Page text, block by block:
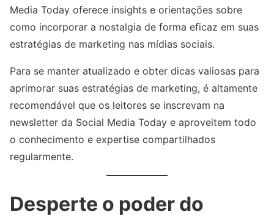
Media Today oferece insights e orientações sobre
como incorporar a nostalgia de forma eficaz em suas
estratégias de marketing nas mídias sociais.
Para se manter atualizado e obter dicas valiosas para
aprimorar suas estratégias de marketing, é altamente
recomendável que os leitores se inscrevam na
newsletter da Social Media Today e aproveitem todo
o conhecimento e expertise compartilhados
regularmente.
Desperte o poder do